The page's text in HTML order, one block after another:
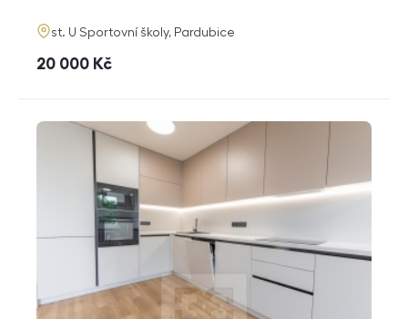
adresa
st. U Sportovní školy, Pardubice
cena
20 000 Kč